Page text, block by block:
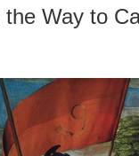
the Way to